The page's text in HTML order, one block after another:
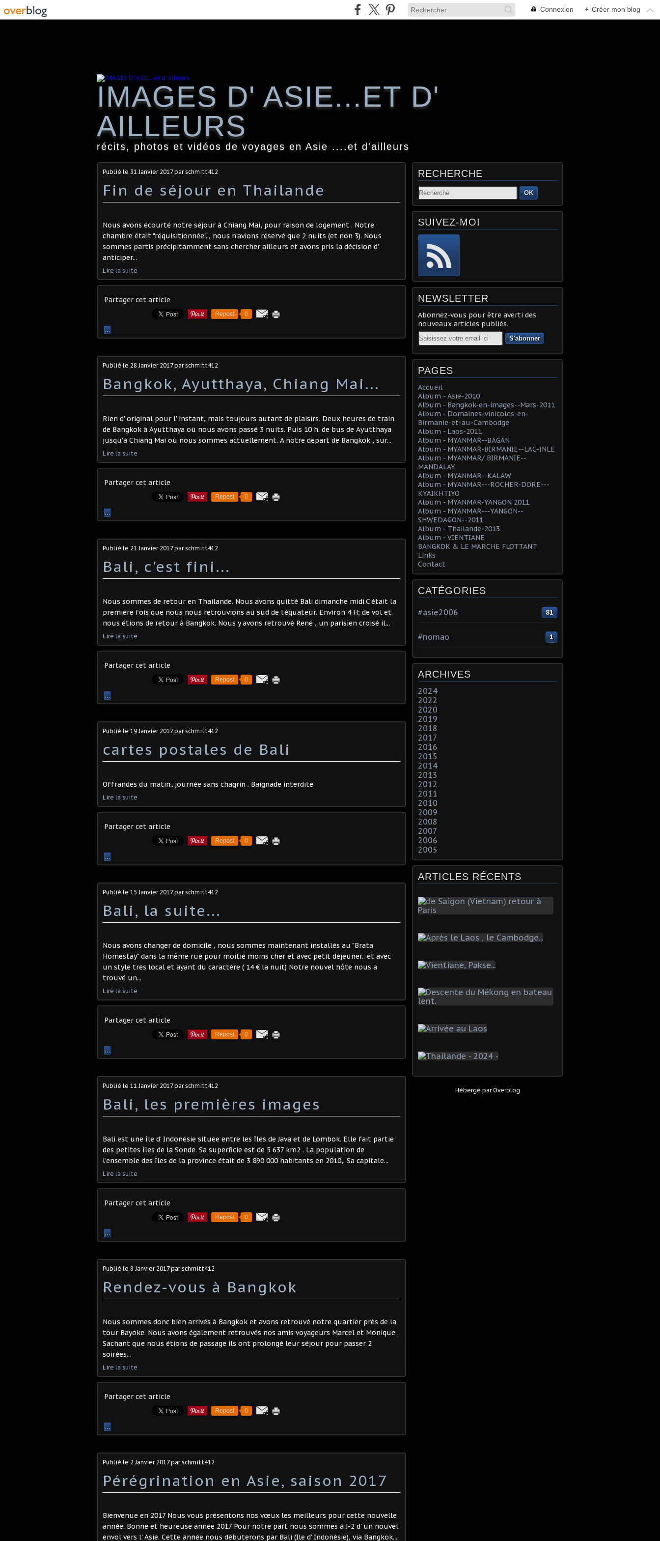
Connexion + Créer mon blog
IMAGES D' ASIE...ET D'
AILLEURS
récits, photos et vidéos de voyages en Asie ....et d'ailleurs
Publié le 31 Janvier 2017par schmitt412
Fin de séjour en Thailande
Nous avons écourté notre séjour à Chiang Mai, pour raison de logement . Notre
chambre était "réquisitionnée".., nous n'avions réservé que 2 nuits (et non 3). Nous
sommes partis précipitamment sans chercher ailleurs et avons pris la décision d'
anticiper...
Lire la suite
Partager cet article
Repost 0
…
Publié le 28 Janvier 2017par schmitt412
Bangkok, Ayutthaya, Chiang Mai...
Rien d' original pour l' instant, mais toujours autant de plaisirs. Deux heures de train
de Bangkok à Ayutthaya où nous avons passé 3 nuits. Puis 10 h. de bus de Ayutthaya
jusqu'à Chiang Mai où nous sommes actuellement. A notre départ de Bangkok , sur...
Lire la suite
Partager cet article
Repost 0
…
Publié le 21 Janvier 2017par schmitt412
Bali, c'est fini...
Nous sommes de retour en Thailande. Nous avons quitté Bali dimanche midi.C'était la
première fois que nous nous retrouvions au sud de l'équateur. Environ 4 H; de vol et
nous étions de retour à Bangkok. Nous y avons retrouvé René , un parisien croisé il...
Lire la suite
Partager cet article
Repost 0
…
Publié le 19 Janvier 2017par schmitt412
cartes postales de Bali
Offrandes du matin...journée sans chagrin . Baignade interdite
Lire la suite
Partager cet article
Repost 0
…
Publié le 15 Janvier 2017par schmitt412
Bali, la suite...
Nous avons changer de domicile , nous sommes maintenant installés au "Brata
Homestay" dans la même rue pour moitié moins cher et avec petit déjeuner.. et avec
un style très local et ayant du caractère ( 14 € la nuit) Notre nouvel hôte nous a
trouvé un...
Lire la suite
Partager cet article
Repost 0
…
Publié le 11 Janvier 2017par schmitt412
Bali, les premières images
Bali est une île d' Indonésie située entre les îles de Java et de Lombok. Elle fait partie
des petites îles de la Sonde. Sa superficie est de 5 637 km2 . La population de
l'ensemble des îles de la province était de 3 890 000 habitants en 2010,. Sa capitale...
Lire la suite
Partager cet article
Repost 0
…
Publié le 8 Janvier 2017par schmitt412
Rendez-vous à Bangkok
Nous sommes donc bien arrivés à Bangkok et avons retrouvé notre quartier près de la
tour Bayoke. Nous avons également retrouvés nos amis voyageurs Marcel et Monique .
Sachant que nous étions de passage ils ont prolongé leur séjour pour passer 2
soirées...
Lire la suite
Partager cet article
Repost 0
…
Publié le 2 Janvier 2017par schmitt412
Pérégrination en Asie, saison 2017
Bienvenue en 2017 Nous vous présentons nos vœux les meilleurs pour cette nouvelle
année. Bonne et heureuse année 2017 Pour notre part nous sommes à J-2 d' un nouvel
envol vers l' Asie. Cette année nous débuterons par Bali (Ile d' Indonésie), via Bangkok....
RECHERCHE
OK
SUIVEZ-MOI
NEWSLETTER
Abonnez-vous pour être averti des
nouveaux articles publiés.
Email
PAGES
Accueil
Album - Asie-2010
Album - Bangkok-en-images--Mars-2011
Album - Domaines-vinicoles-en-
Birmanie-et-au-Cambodge
Album - Laos-2011
Album - MYANMAR--BAGAN
Album - MYANMAR-BIRMANIE--LAC-INLE
Album - MYANMAR/ BIRMANIE--
MANDALAY
Album - MYANMAR--KALAW
Album - MYANMAR---ROCHER-DORE---
KYAIKHTIYO
Album - MYANMAR-YANGON 2011
Album - MYANMAR---YANGON--
SHWEDAGON--2011
Album - Thailande-2013
Album - VIENTIANE
BANGKOK & LE MARCHE FLOTTANT
Links
Contact
CATÉGORIES
#asie2006 81
#nomao 1
ARCHIVES
2024
2022
2020
2019
2018
2017
2016
2015
2014
2013
2012
2011
2010
2009
2008
2007
2006
2005
ARTICLES RÉCENTS
Hébergé parOverblog